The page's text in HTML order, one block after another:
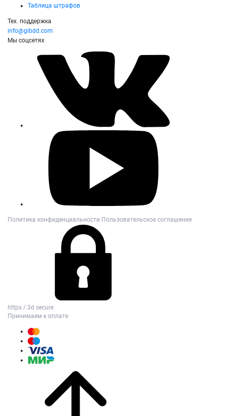
Таблица штрафов
Тех. поддержка
info@gibdd.com
Мы соцсетях
Политика конфиденциальности Пользовательское соглашение
https / 3d secure
Принимаем к оплате